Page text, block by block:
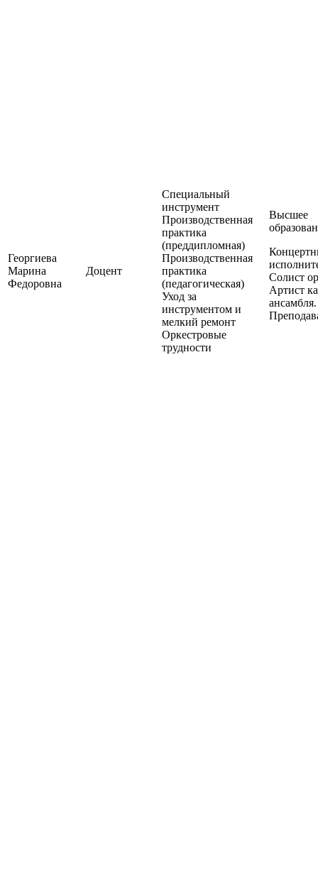
Георгиева
Марина
Федоровна
Доцент
Специальный
инструмент
Производственная
практика
(преддипломная)
Производственная
практика
(педагогическая)
Уход за
инструментом и
мелкий ремонт
Оркестровые
трудности
Высшее
Солист
Артист
ансамбля.